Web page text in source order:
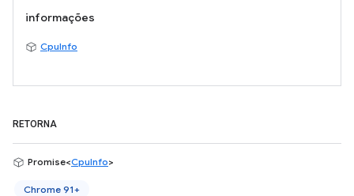
informações
CpuInfo
RETORNA
Promise<CpuInfo>
Chrome 91+